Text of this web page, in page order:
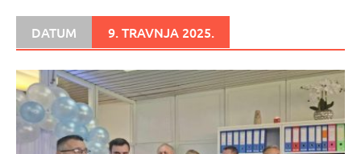
DATUM 9. TRAVNJA 2025.